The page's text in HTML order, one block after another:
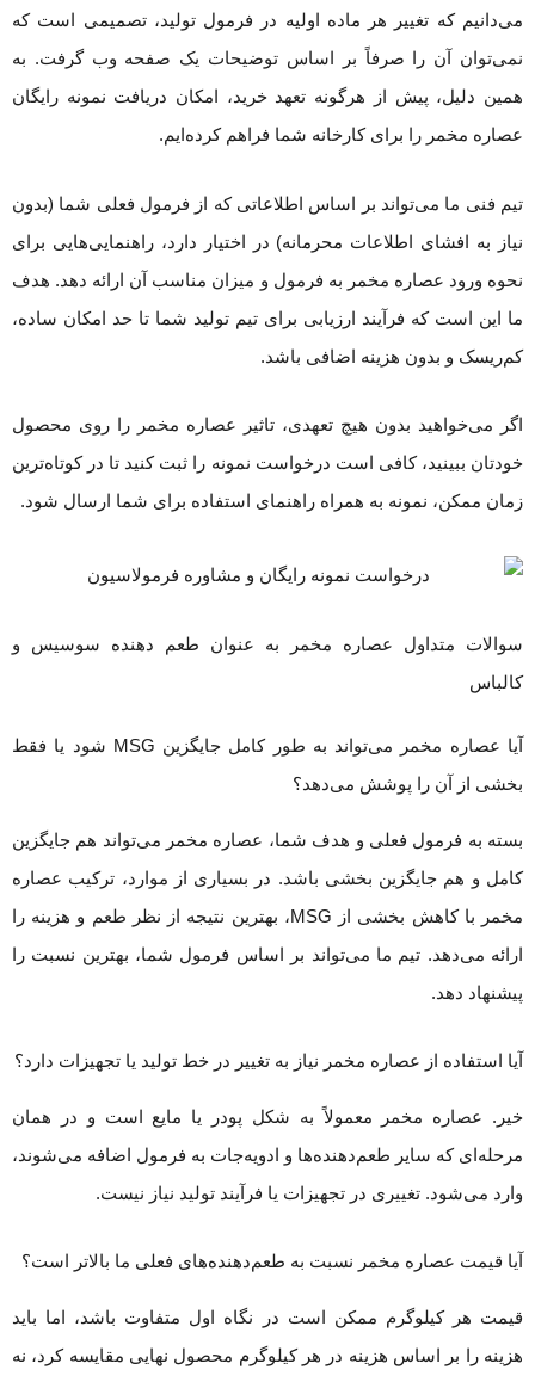
می‌دانیم که تغییر هر ماده اولیه در فرمول تولید، تصمیمی است که
نمی‌توان آن را صرفاً بر اساس توضیحات یک صفحه وب گرفت. به
همین دلیل، پیش از هرگونه تعهد خرید، امکان دریافت نمونه رایگان
عصاره مخمر را برای کارخانه شما فراهم کرده‌ایم.
تیم فنی ما می‌تواند بر اساس اطلاعاتی که از فرمول فعلی شما (بدون
نیاز به افشای اطلاعات محرمانه) در اختیار دارد، راهنمایی‌هایی برای
نحوه ورود عصاره مخمر به فرمول و میزان مناسب آن ارائه دهد. هدف
ما این است که فرآیند ارزیابی برای تیم تولید شما تا حد امکان ساده،
کم‌ریسک و بدون هزینه اضافی باشد.
اگر می‌خواهید بدون هیچ تعهدی، تاثیر عصاره مخمر را روی محصول
خودتان ببینید، کافی است درخواست نمونه را ثبت کنید تا در کوتاه‌ترین
زمان ممکن، نمونه به همراه راهنمای استفاده برای شما ارسال شود.
سوالات متداول عصاره مخمر به عنوان طعم دهنده سوسیس و
کالباس
آیا عصاره مخمر می‌تواند به طور کامل جایگزین MSG شود یا فقط
بخشی از آن را پوشش می‌دهد؟
بسته به فرمول فعلی و هدف شما، عصاره مخمر می‌تواند هم جایگزین
کامل و هم جایگزین بخشی باشد. در بسیاری از موارد، ترکیب عصاره
مخمر با کاهش بخشی از MSG، بهترین نتیجه از نظر طعم و هزینه را
ارائه می‌دهد. تیم ما می‌تواند بر اساس فرمول شما، بهترین نسبت را
پیشنهاد دهد.
آیا استفاده از عصاره مخمر نیاز به تغییر در خط تولید یا تجهیزات دارد؟
خیر. عصاره مخمر معمولاً به شکل پودر یا مایع است و در همان
مرحله‌ای که سایر طعم‌دهنده‌ها و ادویه‌جات به فرمول اضافه می‌شوند،
وارد می‌شود. تغییری در تجهیزات یا فرآیند تولید نیاز نیست.
آیا قیمت عصاره مخمر نسبت به طعم‌دهنده‌های فعلی ما بالاتر است؟
قیمت هر کیلوگرم ممکن است در نگاه اول متفاوت باشد، اما باید
هزینه را بر اساس هزینه در هر کیلوگرم محصول نهایی مقایسه کرد، نه